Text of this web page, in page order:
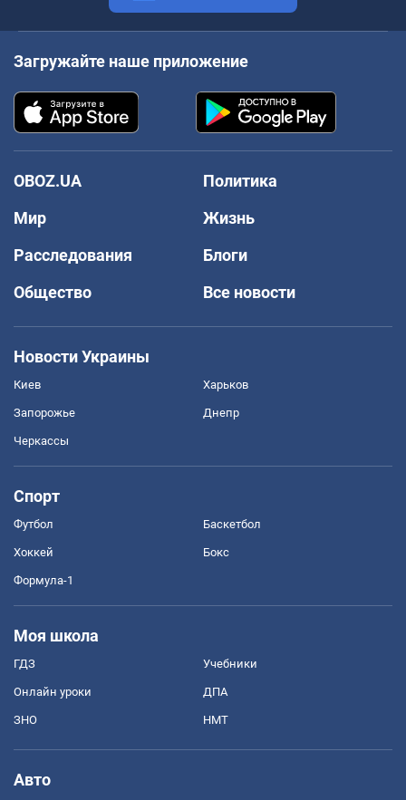
Загружайте наше приложение
OBOZ.UA
Политика
Мир
Жизнь
Расследования
Блоги
Общество
Все новости
Новости Украины
Киев Харьков
Запорожье Днепр
Черкассы
Спорт
Футбол Баскетбол
Хоккей Бокс
Формула-1
Моя школа
ГДЗ Учебники
Онлайн уроки ДПА
ЗНО НМТ
Авто